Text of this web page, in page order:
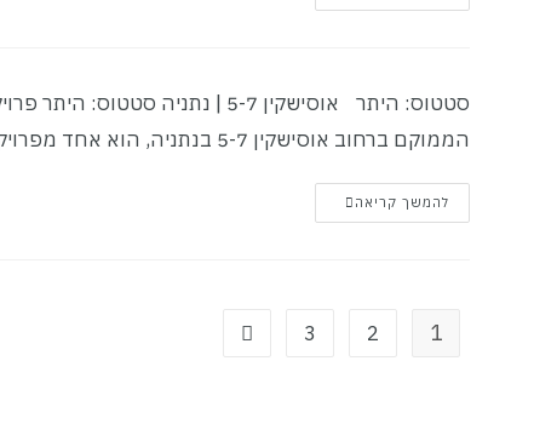
הממוקם ברחוב אוסישקין 5-7 בנתניה, הוא אחד מפרויקטי ההתחדשות…
להמשך קריאה
1
2
3